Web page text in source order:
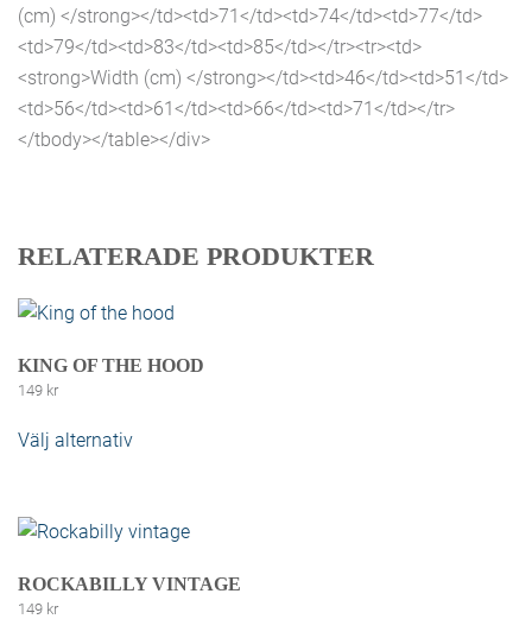
(cm) </strong></td><td>71</td><td>74</td><td>77</td>
<td>79</td><td>83</td><td>85</td></tr><tr><td>
<strong>Width (cm) </strong></td><td>46</td><td>51</td>
<td>56</td><td>61</td><td>66</td><td>71</td></tr>
</tbody></table></div>
RELATERADE PRODUKTER
KING OF THE HOOD
149 kr
Välj alternativ
ROCKABILLY VINTAGE
149 kr